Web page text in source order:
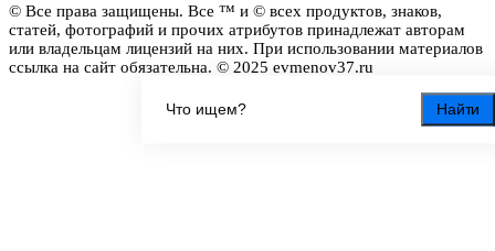
Найти
© Все права защищены. Все ™ и © всех продуктов, знаков,
статей, фотографий и прочих атрибутов принадлежат авторам
или владельцам лицензий на них. При использовании материалов
ссылка на сайт обязательна. © 2025 evmenov37.ru